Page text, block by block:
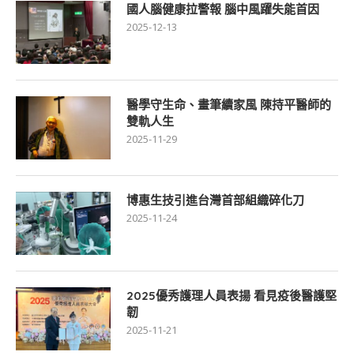
國人腦健康拉警報 腦中風躍失能首因
2025-12-13
醫學守生命、畫筆續家風 陳持平醫師的
雙軌人生
2025-11-29
博惠生技引進台灣首部組織碎化刀
2025-11-24
2025優秀護理人員表揚 看見疫後醫護堅
韌
2025-11-21